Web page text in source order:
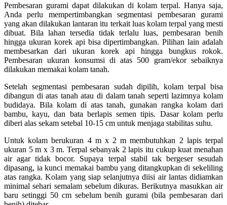
Pembesaran gurami dapat dilakukan di kolam terpal. Hanya saja,
Anda perlu mempertimbangkan segmentasi pembesaran gurami
yang akan dilakukan lantaran itu terkait luas kolam terpal yang mesti
dibuat. Bila lahan tersedia tidak terlalu luas, pembesaran benih
hingga ukuran korek api bisa dipertimbangkan. Pilihan lain adalah
membesarkan dari ukuran korek api hingga bungkus rokok.
Pembesaran ukuran konsumsi di atas 500 gram/ekor sebaiknya
dilakukan memakai kolam tanah.
Setelah segmentasi pembesaran sudah dipilih, kolam terpal bisa
dibangun di atas tanah atau di dalam tanah seperti lazimnya kolam
budidaya. Bila kolam di atas tanah, gunakan rangka kolam dari
bambu, kayu, dan bata berlapis semen tipis. Dasar kolam perlu
diberi alas sekam setebal 10-15 cm untuk menjaga stabilitas suhu.
Untuk kolam berukuran 4 m x 2 m membutuhkan 2 lapis terpal
ukuran 5 m x 3 m. Terpal sebanyak 2 lapis itu cukup kuat menahan
air agar tidak bocor. Supaya terpal stabil tak bergeser sesudah
dipasang, ia kunci memakai bambu yang ditangkupkan di sekeliling
atas rangka. Kolam yang siap selanjutnya diisi air lantas didiamkan
minimal sehari semalam sebelum dikuras. Berikutnya masukkan air
baru setinggi 50 cm sebelum benih gurami (bila pembesaran dari